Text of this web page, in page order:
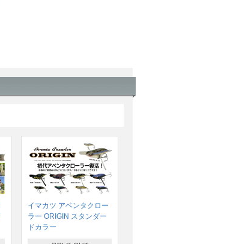
イマカツ アベンタクロー
ラー ORIGIN スタンダー
ドカラー